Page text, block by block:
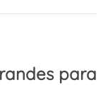
para